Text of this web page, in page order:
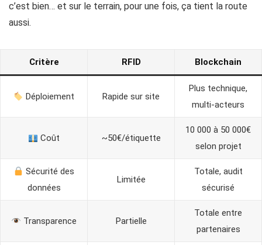
c’est bien… et sur le terrain, pour une fois, ça tient la route
aussi.
Critère RFID Blockchain
Déploiement Rapide sur site
Plus technique,
multi-acteurs
Coût ~50€/étiquette
10 000 à 50 000€
selon projet
Sécurité des
données
Limitée
Totale, audit
sécurisé
Transparence Partielle
Totale entre
partenaires